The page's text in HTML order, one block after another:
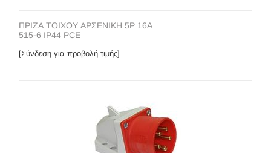
ΠΡΙΖΑ ΤΟΙΧΟΥ ΑΡΣΕΝΙΚΗ 5P 16A
515-6 IP44 PCE
[Σύνδεση για προβολή τιμής]